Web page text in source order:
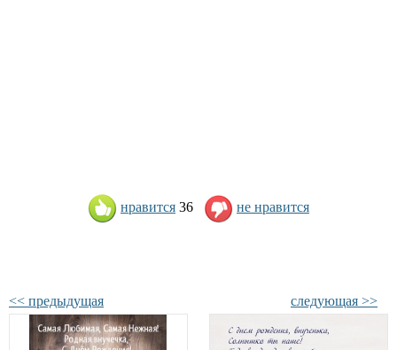
нравится 36 не нравится
<< предыдущая следующая >>